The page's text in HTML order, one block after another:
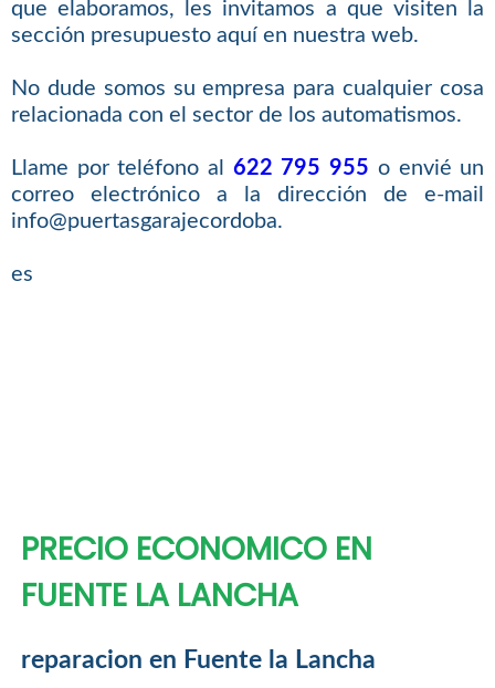
que elaboramos, les invitamos a que visiten la
sección presupuesto aquí en nuestra web.
No dude somos su empresa para cualquier cosa
relacionada con el sector de los automatismos.
Llame por teléfono al 622 795 955 o envié un
correo electrónico a la dirección de e-mail
info@puertasgarajecordoba.
es
PRECIO ECONOMICO EN
FUENTE LA LANCHA
reparacion en Fuente la Lancha